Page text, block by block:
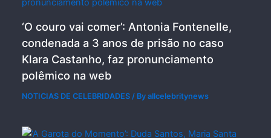
‘O couro vai comer’: Antonia Fontenelle,
condenada a 3 anos de prisão no caso
Klara Castanho, faz pronunciamento
polêmico na web
NOTICIAS DE CELEBRIDADES / Byallcelebritynews